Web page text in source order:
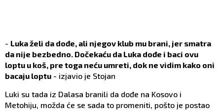
- Luka želi da dođe, ali njegov klub mu brani, jer smatra
da nije bezbedno. Dočekaću da Luka dođe i baci ovu
loptu u koš, pre toga neću umreti, dok ne vidim kako oni
bacaju loptu - izjavio je Stojan
Luki su tada iz Dalasa branili da dođe na Kosovo i
Metohiju, možda će se sada to promeniti, pošto je postao